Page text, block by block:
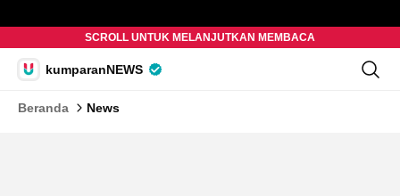
SCROLL UNTUK MELANJUTKAN MEMBACA
kumparanNEWS
Beranda News